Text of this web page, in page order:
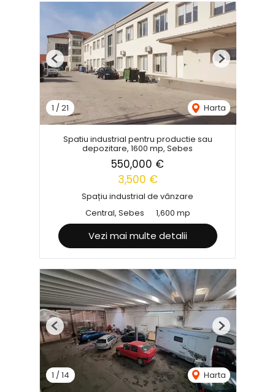
1 /21 Harta
Previous Next
Spatiu industrial pentru productie sau
depozitare, 1600 mp, Sebes
550,000 €
3,500 €
Spațiu industrial de vânzare
Central, Sebes
1,600 mp
Vezi mai multe detalii
1 /14 Harta
Previous Next